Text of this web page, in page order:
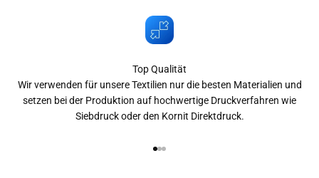
Top Qualität
Wir verwenden für unsere Textilien nur die besten Materialien und
setzen bei der Produktion auf hochwertige Druckverfahren wie
Siebdruck oder den Kornit Direktdruck.